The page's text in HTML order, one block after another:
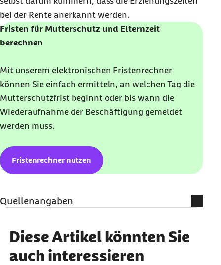
bei der Rente anerkannt werden.
Fristen für Mutterschutz und Elternzeit
berechnen
Mit unserem elektronischen Fristenrechner
können Sie einfach ermitteln, an welchen Tag die
Mutterschutzfrist beginnt oder bis wann die
Wiederaufnahme der Beschäftigung gemeldet
werden muss.
Fristenrechner nutzen
Quellenangaben
§ 28a Abs. 1 Satz 1 Nr. 4 u. 4a SGB IVin
Verbindung mit § 12 Abs. 6 Satz 3 DEÜV
Diese Artikel könnten Sie
auch interessieren